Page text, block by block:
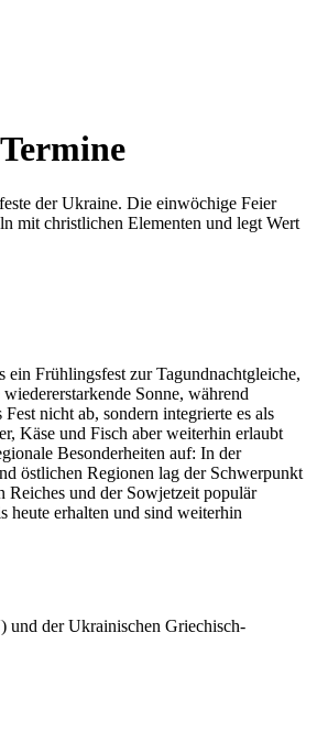
der Ukraine. Die einwöchige Feier
mit christlichen Elementen und legt Wert
Frühlingsfest zur Tagundnachtgleiche,
Sonne, während
nicht ab, sondern integrierte es als
Käse und Fisch aber weiterhin erlaubt
Besonderheiten auf: In der
östlichen Regionen lag der Schwerpunkt
Reiches und der Sowjetzeit populär
heute erhalten und sind weiterhin
und der Ukrainischen Griechisch-